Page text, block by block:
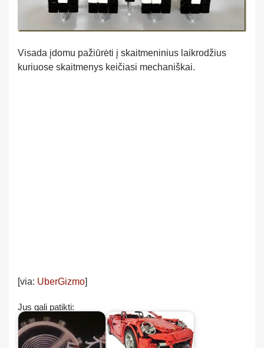
Visada įdomu pažiūrėti į skaitmeninius laikrodžius
kuriuose skaitmenys keičiasi mechaniškai.
[via: UberGizmo]
Jus gali patikti: